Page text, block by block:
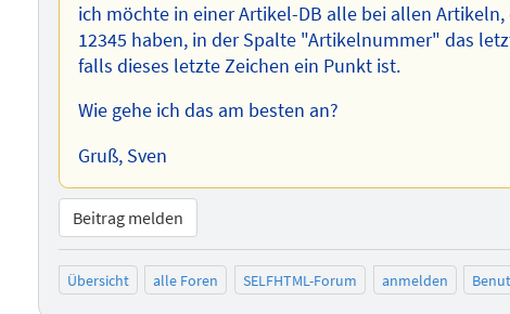
ich möchte in einer Artikel-DB alle bei allen
12345 haben, in der Spalte "Artikelnummer" das
falls dieses letzte Zeichen ein Punkt ist.
Wie gehe ich das am besten an?
Gruß, Sven
Beitrag melden
Übersicht alle Foren SELFHTML-Forum anmelden